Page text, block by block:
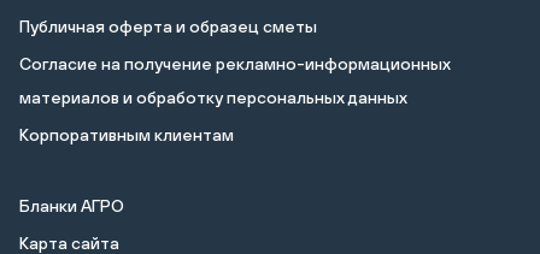
Публичная оферта и образец сметы
Cогласие на получение рекламно-информационных
материалов и обработку персональных данных
Корпоративным клиентам
Бланки АГРО
Карта сайта